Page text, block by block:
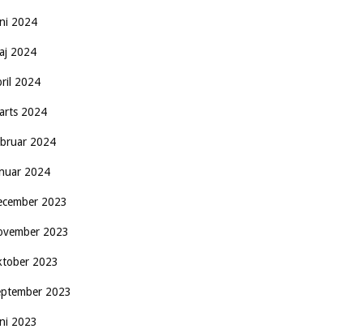
2024
2024
2024
2024
2024
2024
2023
2023
2023
2023
2023